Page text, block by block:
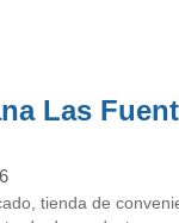
Las
tienda de